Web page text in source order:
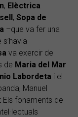
, Elèctrica
, Sopa de
–que va fer una
va exercir de
de Maria del Mar
Labordeta i el
Manuel
Els fonaments de